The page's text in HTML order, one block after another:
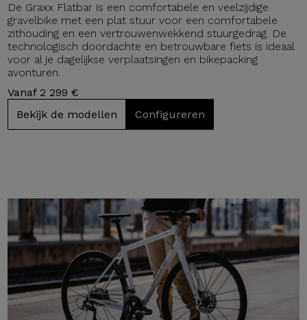
De Graxx Flatbar is een comfortabele en veelzijdige
gravelbike met een plat stuur voor een comfortabele
zithouding en een vertrouwenwekkend stuurgedrag. De
technologisch doordachte en betrouwbare fiets is ideaal
voor al je dagelijkse verplaatsingen en bikepacking
avonturen.
Vanaf 2 299 €
Bekijk de modellen
Configureren